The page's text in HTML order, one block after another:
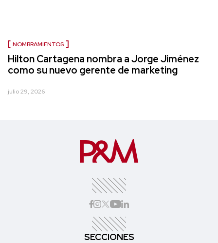
NOMBRAMIENTOS
Hilton Cartagena nombra a Jorge Jiménez
como su nuevo gerente de marketing
julio 29, 2026
SECCIONES